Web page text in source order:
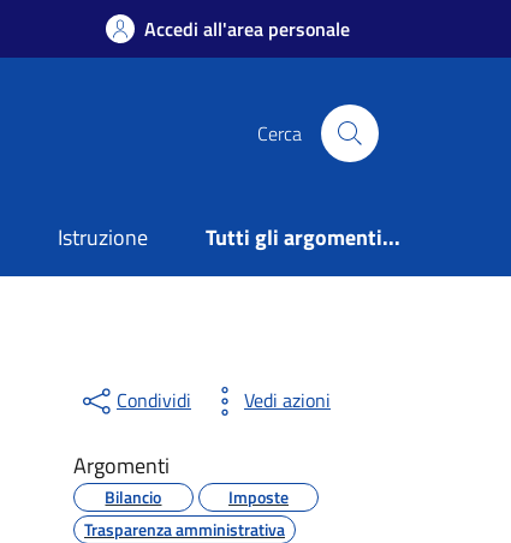
Accedi all'area personale
Cerca
Istruzione Tutti gli argomenti...
Condividi Vedi azioni
Argomenti
Bilancio
Imposte
Trasparenza amministrativa